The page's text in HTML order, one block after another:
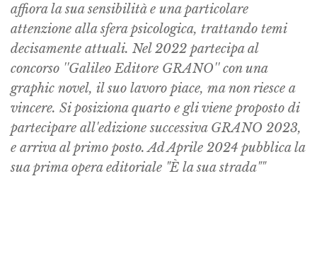
affiora la sua sensibilità e una particolare
attenzione alla sfera psicologica, trattando temi
decisamente attuali. Nel 2022 partecipa al
concorso ''Galileo Editore GRANO'' con una
graphic novel, il suo lavoro piace, ma non riesce a
vincere. Si posiziona quarto e gli viene proposto di
partecipare all'edizione successiva GRANO 2023,
e arriva al primo posto. Ad Aprile 2024 pubblica la
sua prima opera editoriale "È la sua strada""